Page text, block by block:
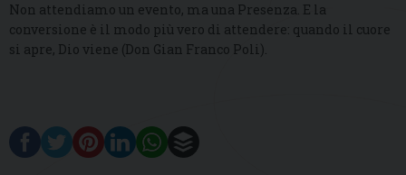
Non attendiamo un evento, ma una Presenza. E la
conversione è il modo più vero di attendere: quando il cuore
si apre, Dio viene (Don Gian Franco Poli).